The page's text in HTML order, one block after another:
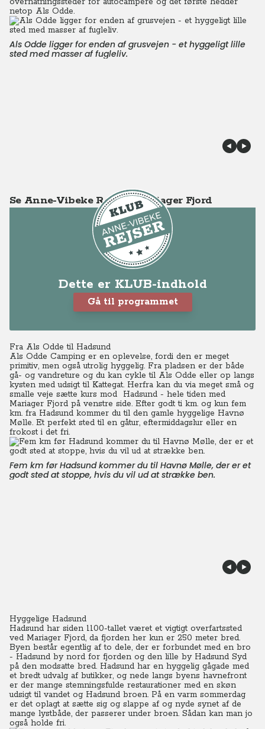
netop Als Odde.
Als Odde ligger for enden af grusvejen - et hyggeligt lille
sted med masser af fugleliv.
Se Anne-Vibeke Rejser - Mariager Fjord
Dette er KLUB-indhold
Gå til programmet
Fra Als Odde til Hadsund
Als Odde Camping er en oplevelse, fordi den er meget
primitiv, men også utrolig hyggelig. Fra pladsen er der både
gå- og vandreture og du kan cykle til Als Odde eller op langs
kysten med udsigt til Kattegat. Herfra kan du via meget små og
smalle veje sætte kurs mod Hadsund - hele tiden med
Mariager Fjord på venstre side. Efter godt ti km. og kun fem
km. fra Hadsund kommer du til den gamle hyggelige Havnø
Mølle. Et perfekt sted til en gåtur, eftermiddagslur eller en
frokost i det fri.
Fem km før Hadsund kommer du til Havnø Mølle, der er et
godt sted at stoppe, hvis du vil ud at strække ben.
Hyggelige Hadsund
Hadsund har siden 1100-tallet været et vigtigt overfartssted
ved Mariager Fjord, da fjorden her kun er 250 meter bred.
Byen består egentlig af to dele, der er forbundet med en bro
- Hadsund by nord for fjorden og den lille by Hadsund Syd
på den modsatte bred. Hadsund har en hyggelig gågade med
et bredt udvalg af butikker, og nede langs byens havnefront
er der mange stemningsfulde restaurationer med en skøn
udsigt til vandet og Hadsund broen. På en varm sommerdag
er det oplagt at sætte sig og slappe af og nyde synet af de
mange lystbåde, der passerer under broen. Sådan kan man jo
også holde fri.